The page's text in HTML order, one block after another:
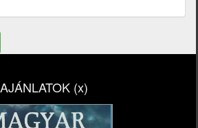
AJÁNLATOK (x)